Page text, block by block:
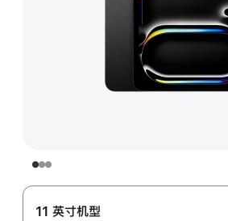
11 英寸机型